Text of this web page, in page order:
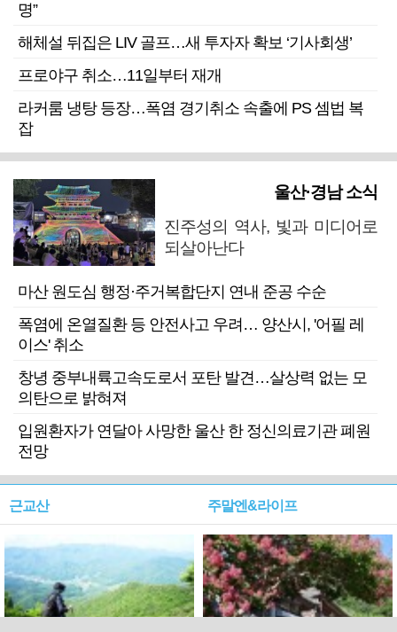
명”
해체설 뒤집은 LIV 골프…새 투자자 확보 ‘기사회생’
프로야구 취소…11일부터 재개
라커룸 냉탕 등장…폭염 경기취소 속출에 PS 셈법 복
잡
울산·경남 소식
진주성의 역사, 빛과 미디어로
되살아난다
마산 원도심 행정·주거복합단지 연내 준공 수순
폭염에 온열질환 등 안전사고 우려… 양산시, '어필 레
이스' 취소
창녕 중부내륙고속도로서 포탄 발견…살상력 없는 모
의탄으로 밝혀져
입원환자가 연달아 사망한 울산 한 정신의료기관 폐원
전망
근교산 주말엔&라이프